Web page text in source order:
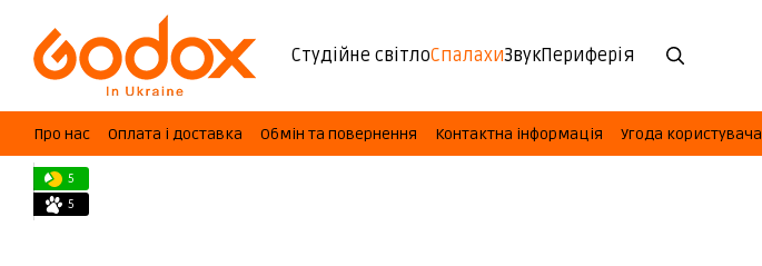
Перейти до основного контенту
Студійне світлоСпалахиЗвукПериферія
Про нас Оплата і доставка Обмін та повернення Контактна інформація Угода користувача
5
5